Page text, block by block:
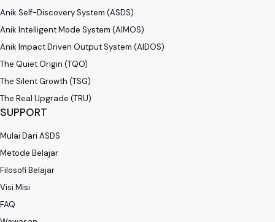
Anik Self-Discovery System (ASDS)
Anik Intelligent Mode System (AIMOS)
Anik Impact Driven Output System (AIDOS)
The Quiet Origin (TQO)
The Silent Growth (TSG)
The Real Upgrade (TRU)
SUPPORT
Mulai Dari ASDS
Metode Belajar
Filosofi Belajar
Visi Misi
FAQ